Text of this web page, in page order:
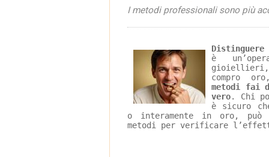
I metodi professionali sono più
è
compro
metodi fai
vero. Chi
è sicuro
o interamente in oro,
metodi per verificare